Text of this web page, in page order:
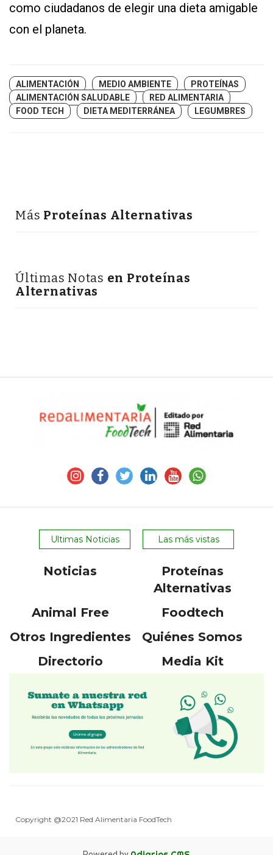
como ciudadanos de elegir una dieta amigable
con el planeta.
ALIMENTACIÓN MEDIO AMBIENTE
PROTEÍNAS
ALIMENTACIÓN SALUDABLE
RED ALIMENTARIA
FOOD TECH
DIETA MEDITERRÁNEA LEGUMBRES
Más Proteínas Alternativas
Últimas Notas en Proteínas
Alternativas
Ultimas Noticias Las más vistas
Noticias
Proteínas
Alternativas
Animal Free
Foodtech
Otros Ingredientes
Quiénes Somos
Directorio
Media Kit
Copyright @2021 Red Alimentaria FoodTech